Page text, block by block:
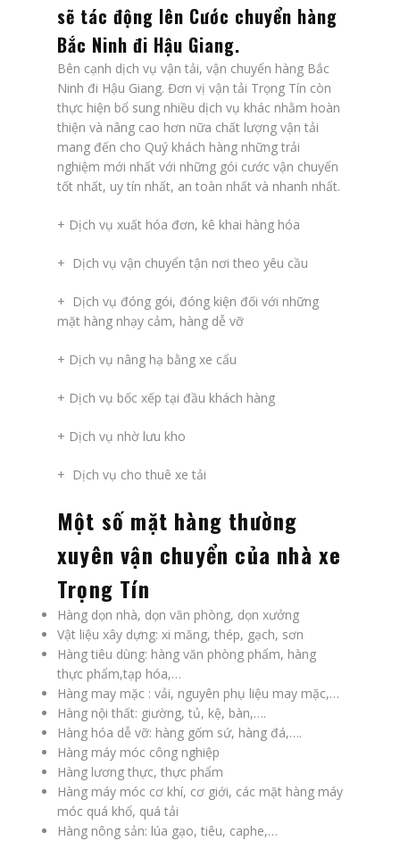
sẽ tác động lên Cước chuyển hàng
Bắc Ninh đi Hậu Giang.
Bên cạnh dịch vụ vận tải, vận chuyển hàng Bắc
Ninh đi Hậu Giang. Đơn vị vận tải Trọng Tín còn
thực hiện bổ sung nhiều dịch vụ khác nhằm hoàn
thiện và nâng cao hơn nữa chất lượng vận tải
mang đến cho Quý khách hàng những trải
nghiệm mới nhất với những gói cước vận chuyển
tốt nhất, uy tín nhất, an toàn nhất và nhanh nhất.
+ Dịch vụ xuất hóa đơn, kê khai hàng hóa
+ Dịch vụ vận chuyển tận nơi theo yêu cầu
+ Dịch vụ đóng gói, đóng kiện đối với những
mặt hàng nhạy cảm, hàng dễ vỡ
+ Dịch vụ nâng hạ bằng xe cẩu
+ Dịch vụ bốc xếp tại đầu khách hàng
+ Dịch vụ nhờ lưu kho
+ Dịch vụ cho thuê xe tải
Một số mặt hàng thường
xuyên vận chuyển của nhà xe
Trọng Tín
Hàng dọn nhà, dọn văn phòng, dọn xưởng
Vật liệu xây dựng: xi măng, thép, gạch, sơn
Hàng tiêu dùng: hàng văn phòng phẩm, hàng
thực phẩm,tạp hóa,…
Hàng may mặc : vải, nguyên phụ liệu may mặc,…
Hàng nội thất: giường, tủ, kệ, bàn,….
Hàng hóa dễ vỡ: hàng gốm sứ, hàng đá,….
Hàng máy móc công nghiệp
Hàng lương thực, thực phẩm
Hàng máy móc cơ khí, cơ giới, các mặt hàng máy
móc quá khổ, quá tải
Hàng nông sản: lúa gạo, tiêu, caphe,…